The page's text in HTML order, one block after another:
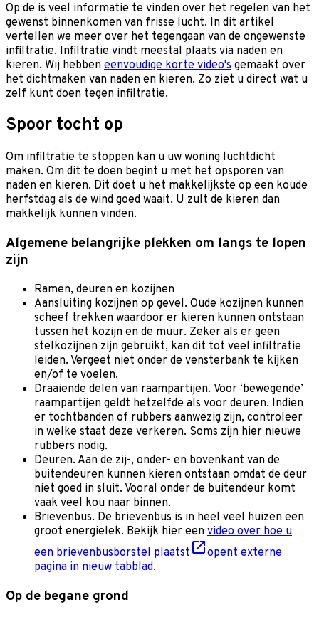
Op de is veel informatie te vinden over het regelen van het
gewenst binnenkomen van frisse lucht. In dit artikel
vertellen we meer over het tegengaan van de ongewenste
infiltratie. Infiltratie vindt meestal plaats via naden en
kieren. Wij hebben eenvoudige korte video's gemaakt over
het dichtmaken van naden en kieren. Zo ziet u direct wat u
zelf kunt doen tegen infiltratie.
Spoor tocht op
Om infiltratie te stoppen kan u uw woning luchtdicht
maken. Om dit te doen begint u met het opsporen van
naden en kieren. Dit doet u het makkelijkste op een koude
herfstdag als de wind goed waait. U zult de kieren dan
makkelijk kunnen vinden.
Algemene belangrijke plekken om langs te lopen
zijn
Ramen, deuren en kozijnen
Aansluiting kozijnen op gevel. Oude kozijnen kunnen
scheef trekken waardoor er kieren kunnen ontstaan
tussen het kozijn en de muur. Zeker als er geen
stelkozijnen zijn gebruikt, kan dit tot veel infiltratie
leiden. Vergeet niet onder de vensterbank te kijken
en/of te voelen.
Draaiende delen van raampartijen. Voor ‘bewegende’
raampartijen geldt hetzelfde als voor deuren. Indien
er tochtbanden of rubbers aanwezig zijn, controleer
in welke staat deze verkeren. Soms zijn hier nieuwe
rubbers nodig.
Deuren. Aan de zij-, onder- en bovenkant van de
buitendeuren kunnen kieren ontstaan omdat de deur
niet goed in sluit. Vooral onder de buitendeur komt
vaak veel kou naar binnen.
Brievenbus. De brievenbus is in heel veel huizen een
groot energielek. Bekijk hier een video over hoe u
een brievenbusborstel plaatst
opent externe
pagina in nieuw tabblad.
Op de begane grond